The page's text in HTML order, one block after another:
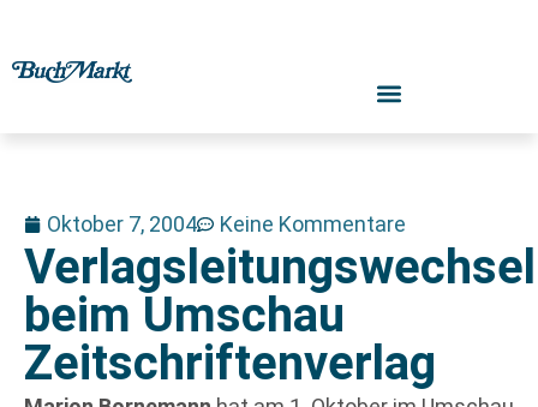
Oktober 7, 2004 Keine Kommentare
Verlagsleitungswechsel
beim Umschau
Zeitschriftenverlag